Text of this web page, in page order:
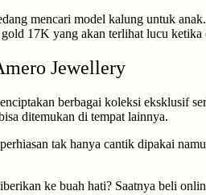
mencari model kalung untuk
17K yang akan terlihat lucu ketika
Jewellery
berbagai koleksi eksklusif
ditemukan di tempat lainnya.
tak hanya cantik dipakai
ke buah hati? Saatnya beli